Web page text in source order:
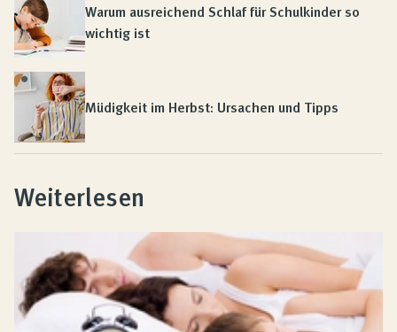
Warum ausreichend Schlaf für Schulkinder so
wichtig ist
Müdigkeit im Herbst: Ursachen und Tipps
Weiterlesen